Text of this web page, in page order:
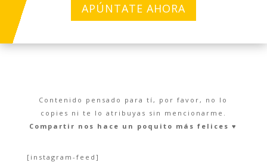
APÚNTATE AHORA
Contenido pensado para tí, por favor, no lo
copies ni te lo atribuyas sin mencionarme.
Compartir nos hace un poquito más felices ♥︎
[instagram-feed]